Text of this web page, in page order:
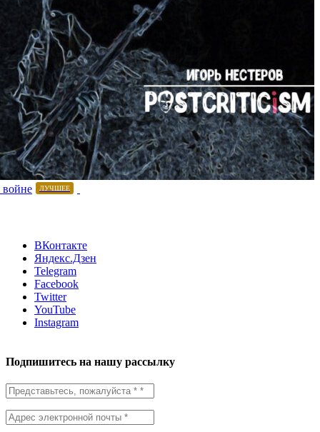
ЛУЧШЕЕ
ВКонтакте
Яндекс.Дзен
Telegram
Facebook
Twitter
YouTube
Instagram
Подпишитесь на нашу рассылку